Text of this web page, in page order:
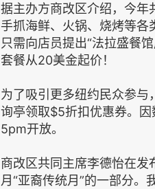
据主办方商改区介绍，今年
手抓海鲜、火锅、烧烤等各
只需向店员提出“法拉盛餐
套餐从20美金起价！
为了吸引更多纽约民众参与
询亭领取$5折扣优惠券。
5pm开放。
商改区共同主席李德怡在发
月“亚裔传统月”的一部分。